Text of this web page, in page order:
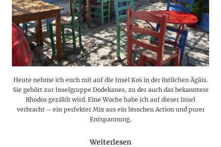
Heute nehme ich euch mit auf die Insel Kos in der östlichen Ägäis.
Sie gehört zur Inselgruppe Dodekanes, zu der auch das bekanntere
Rhodos gezählt wird. Eine Woche habe ich auf dieser Insel
verbracht – ein perfekter Mix aus ein bisschen Action und purer
Entspannung.
Weiterlesen